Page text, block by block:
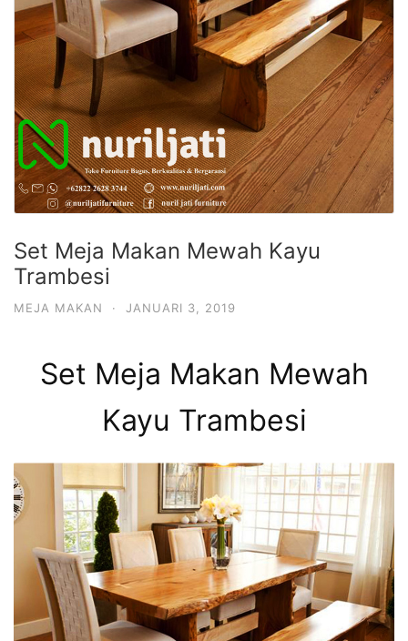
Set Meja Makan Mewah Kayu
Trambesi
MEJA MAKAN · JANUARI 3, 2019
Set Meja Makan Mewah
Kayu Trambesi